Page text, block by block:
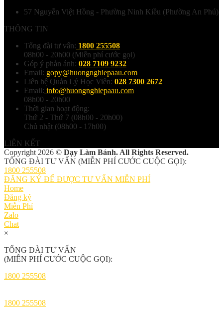
57 Nguyễn Việt Hồng - Phường Ninh Kiều (Phường An Phú)
THÔNG TIN
Tổng đài tư vấn: 1800 255508
08h00 - 20h00 (Miễn phí cước gọi)
Góp ý phản ánh: 028 7109 9232
Email: gopy@huongnghiepaau.com
Liên hệ Quản Lý Học Viên: 028 7300 2672
Email: info@huongnghiepaau.com
08h00 - 20h00
Thời gian hoạt động:
Thứ 2 - Thứ 7 (08h00 - 20h00)
Chủ nhật (08h00 - 17h00)
LIÊN KẾT
Copyright 2026 © Dạy Làm Bánh. All Rights Reserved.
TỔNG ĐÀI TƯ VẤN (MIỄN PHÍ CƯỚC CUỘC GỌI):
1800 255508
ĐĂNG KÝ ĐỂ ĐƯỢC TƯ VẤN MIỄN PHÍ
Home
Đăng ký
Miễn Phí
Zalo
Chat
×
TỔNG ĐÀI TƯ VẤN
(MIỄN PHÍ CƯỚC CUỘC GỌI):
1800 255508
1800 255508